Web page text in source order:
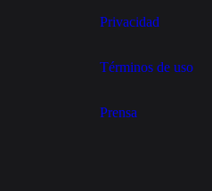
Privacidad
Términos de uso
Prensa